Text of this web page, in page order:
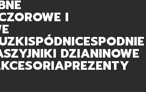
I
SPÓDNICESPODNIE
DZIANINOWE
PREZENTY